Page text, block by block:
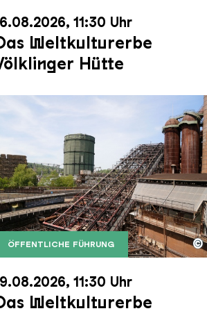
11:30 Uhr
Weltkulturerbe
Hütte
dem Gasometer im
| Karl Heinrich Veith
ÖFFENTLICHE FÜHRUNG
Erzschrägaufzug der
Weltkulturerbe
©
11:30 Uhr
Weltkulturerbe